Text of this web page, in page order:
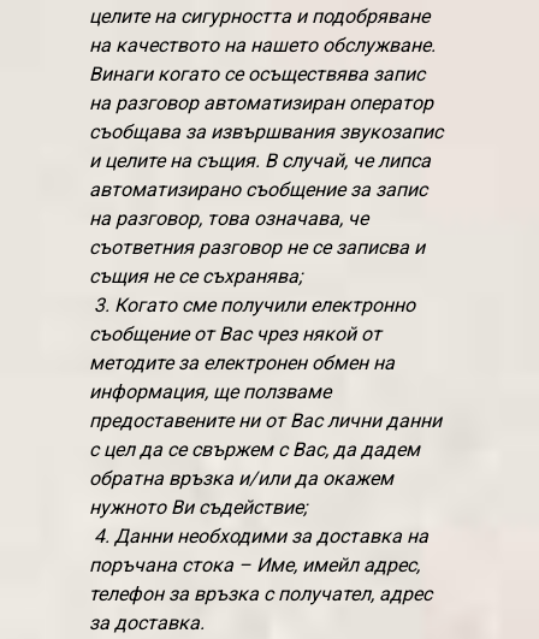
целите на сигурността и подобряване
на качеството на нашето обслужване.
Винаги когато се осъществява запис
на разговор автоматизиран оператор
съобщава за извършвания звукозапис
и целите на същия. В случай, че липса
автоматизирано съобщение за запис
на разговор, това означава, че
съответния разговор не се записва и
същия не се съхранява;
3. Когато сме получили електронно
съобщение от Вас чрез някой от
методите за електронен обмен на
информация, ще ползваме
предоставените ни от Вас лични данни
с цел да се свържем с Вас, да дадем
обратна връзка и/или да окажем
нужното Ви съдействие;
4. Данни необходими за доставка на
поръчана стока – Име, имейл адрес,
телефон за връзка с получател, адрес
за доставка.